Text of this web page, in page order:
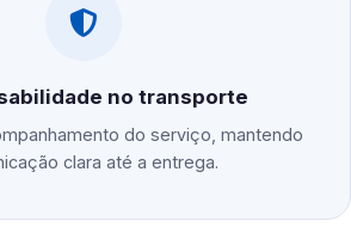
no transporte
do serviço, mantendo
clara até a entrega.